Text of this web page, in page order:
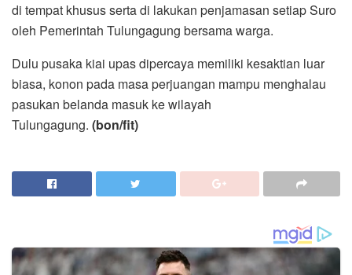
di tempat khusus serta di lakukan penjamasan setiap Suro
oleh Pemerintah Tulungagung bersama warga.
Dulu pusaka kiai upas dipercaya memiliki kesaktian luar
biasa, konon pada masa perjuangan mampu menghalau
pasukan belanda masuk ke wilayah
Tulungagung. (bon/fit)